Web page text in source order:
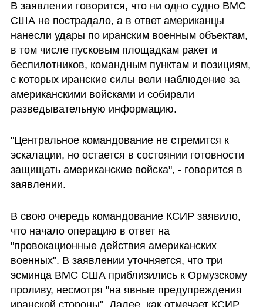
В заявлении говорится, что ни одно судно ВМС
США не пострадало, а в ответ американцы
нанесли удары по иранским военным объектам,
в том числе пусковым площадкам ракет и
беспилотников, командным пунктам и позициям,
с которых иранские силы вели наблюдение за
американскими войсками и собирали
разведывательную информацию.
"Центральное командование не стремится к
эскалации, но остается в состоянии готовности
защищать американские войска", - говорится в
заявлении.
В свою очередь командование КСИР заявило,
что начало операцию в ответ на
"провокационные действия американских
военных". В заявлении уточняется, что три
эсминца ВМС США приблизились к Ормузскому
проливу, несмотря "на явные предупреждения